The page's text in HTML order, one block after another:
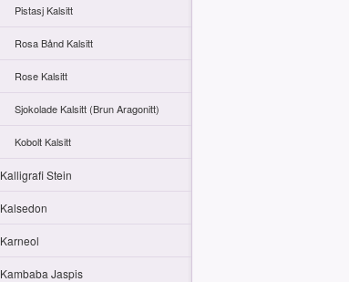
Pistasj Kalsitt
Rosa Bånd Kalsitt
Rose Kalsitt
Sjokolade Kalsitt (Brun Aragonitt)
Kobolt Kalsitt
Kalligrafi Stein
Kalsedon
Karneol
Kambaba Jaspis